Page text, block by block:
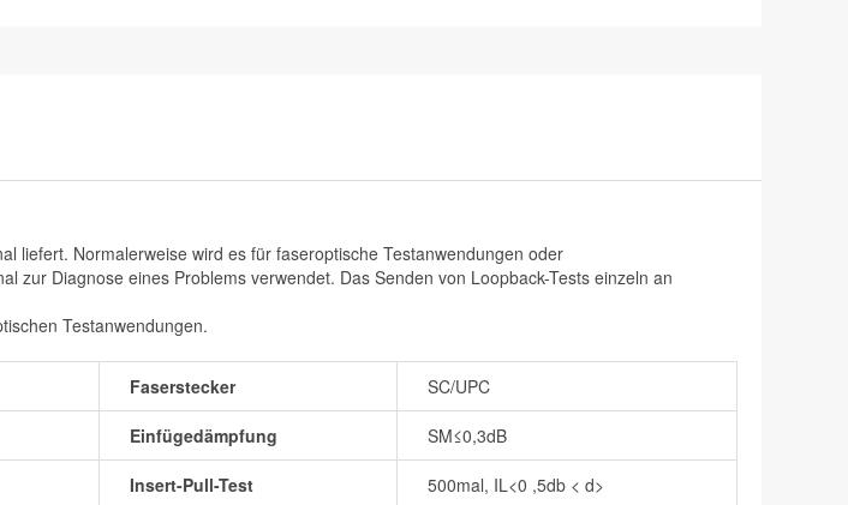
liefert. Normalerweise wird es für faseroptische Testanwendungen oder
zur Diagnose eines Problems verwendet. Das Senden von Loopback-Tests einzeln an
Testanwendungen.
Faserstecker SC/UPC
Einfügedämpfung SM≤0,3dB
Insert-Pull-Test 500mal, IL<0 ,5db < d>